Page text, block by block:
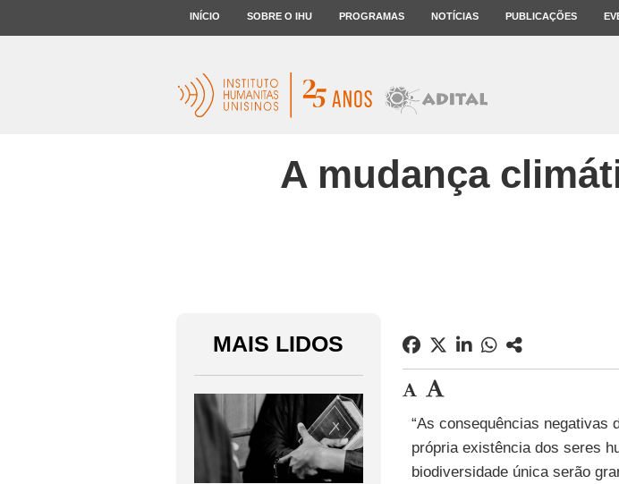
INÍCIO SOBRE O IHU PROGRAMAS NOTÍCIAS PUBLICAÇÕES
A mudança
MAIS LIDOS
“As consequências negativas
própria existência dos seres
biodiversidade única serão